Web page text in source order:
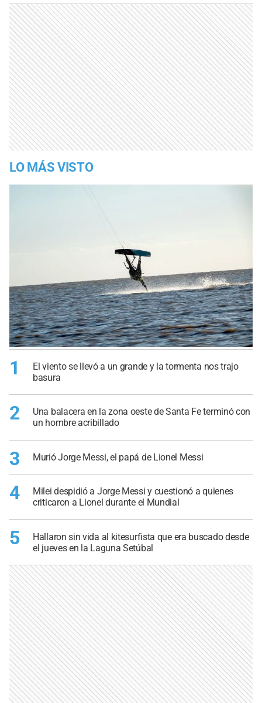
LO MÁS VISTO
1
El viento se llevó a un grande y la tormenta nos trajo
basura
2
Una balacera en la zona oeste de Santa Fe terminó con
un hombre acribillado
3 Murió Jorge Messi, el papá de Lionel Messi
4
Milei despidió a Jorge Messi y cuestionó a quienes
criticaron a Lionel durante el Mundial
5
Hallaron sin vida al kitesurfista que era buscado desde
el jueves en la Laguna Setúbal